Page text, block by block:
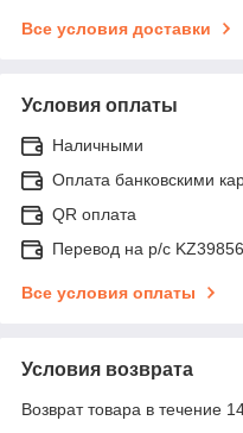
Все условия доставки
Условия оплаты
Наличными
Оплата банковскими
QR оплата
Перевод на р/с
Все условия оплаты
Условия возврата
Возврат товара в течение